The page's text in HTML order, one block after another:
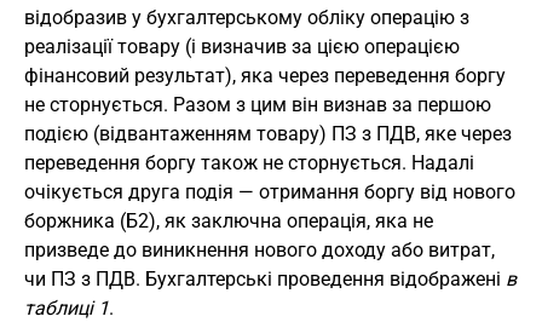
відобразив у бухгалтерському обліку операцію з
реалізації товару (і визначив за цією операцією
фінансовий результат), яка через переведення боргу
не сторнується. Разом з цим він визнав за першою
подією (відвантаженням товару) ПЗ з ПДВ, яке через
переведення боргу також не сторнується. Надалі
очікується друга подія — отримання боргу від нового
боржника (Б2), як заключна операція, яка не
призведе до виникнення нового доходу або витрат,
чи ПЗ з ПДВ. Бухгалтерські проведення відображені в
таблиці 1.